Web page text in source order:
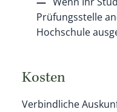
Prüfungsstelle
Hochschule
Kosten
Verbindliche